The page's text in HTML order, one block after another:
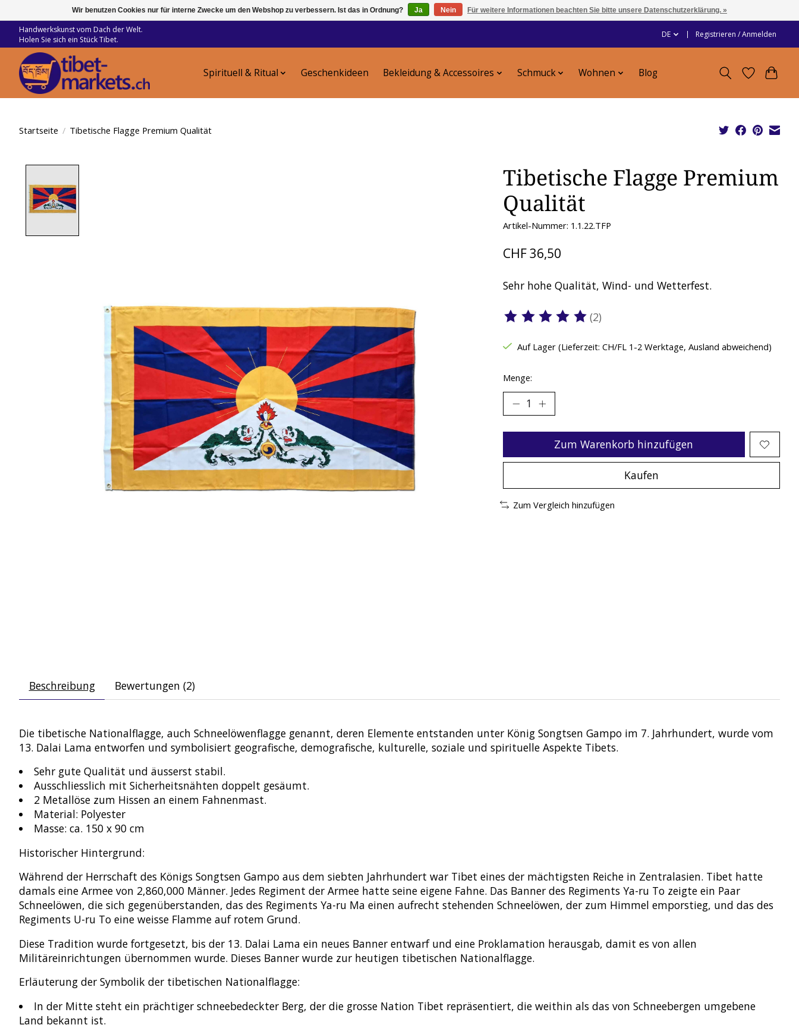
Handwerkskunst vom Dach der Welt.
Holen Sie sich ein Stück Tibet.
DE Registrieren / Anmelden
Spirituell & Ritual Geschenkideen Bekleidung & Accessoires Schmuck Wohnen Blog
Startseite / Tibetische Flagge Premium Qualität
Tibetische Flagge Premium
Qualität
Artikel-Nummer: 1.1.22.TFP
CHF 36,50
Sehr hohe Qualität, Wind- und Wetterfest.
Die Bewertung dieses Produkts ist
(2)
Auf Lager (Lieferzeit: CH/FL 1-2 Werktage, Ausland abweichend)
Menge:
Zum Warenkorb hinzufügen
Kaufen
Zum Vergleich hinzufügen
Beschreibung Bewertungen (2)
Die tibetische Nationalflagge, auch Schneelöwenflagge genannt, deren Elemente entstanden unter König Songtsen Gampo im 7. Jahrhundert, wurde vom
13. Dalai Lama entworfen und symbolisiert geografische, demografische, kulturelle, soziale und spirituelle Aspekte Tibets.
Sehr gute Qualität und äusserst stabil.
Ausschliesslich mit Sicherheitsnähten doppelt gesäumt.
2 Metallöse zum Hissen an einem Fahnenmast.
Material: Polyester
Masse: ca. 150 x 90 cm
Historischer Hintergrund:
Während der Herrschaft des Königs Songtsen Gampo aus dem siebten Jahrhundert war Tibet eines der mächtigsten Reiche in Zentralasien. Tibet hatte
damals eine Armee von 2,860,000 Männer. Jedes Regiment der Armee hatte seine eigene Fahne. Das Banner des Regiments Ya-ru To zeigte ein Paar
Schneelöwen, die sich gegenüberstanden, das des Regiments Ya-ru Ma einen aufrecht stehenden Schneelöwen, der zum Himmel emporstieg, und das des
Regiments U-ru To eine weisse Flamme auf rotem Grund.
Diese Tradition wurde fortgesetzt, bis der 13. Dalai Lama ein neues Banner entwarf und eine Proklamation herausgab, damit es von allen
Militäreinrichtungen übernommen wurde. Dieses Banner wurde zur heutigen tibetischen Nationalflagge.
Erläuterung der Symbolik der tibetischen Nationalflagge:
In der Mitte steht ein prächtiger schneebedeckter Berg, der die grosse Nation Tibet repräsentiert, die weithin als das von Schneebergen umgebene
Land bekannt ist.
Wir benutzen Cookies nur für interne Zwecke um den Webshop zu verbessern. Ist das in Ordnung? Ja Nein Für weitere Informationen beachten Sie bitte unsere Datenschutzerklärung. »